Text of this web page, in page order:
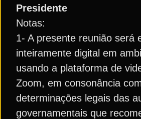
Presidente
Notas:
1- A presente reunião será
inteiramente digital em
usando a plataforma de
Zoom, em consonância
determinações legais das
governamentais que